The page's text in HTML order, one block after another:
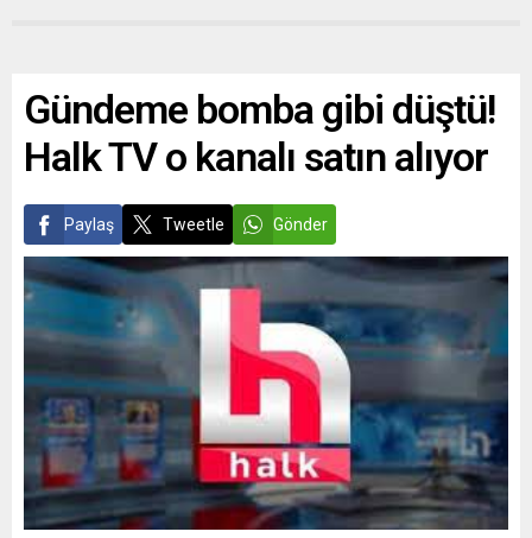
Gündeme bomba gibi düştü!
Halk TV o kanalı satın alıyor
Paylaş Tweetle Gönder